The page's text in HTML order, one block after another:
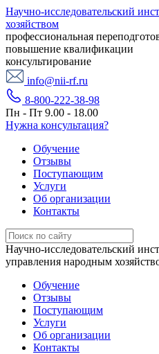
Научно-исследовательский
хозяйством
профессиональная
повышение квалификации
консультирование
info@nii-rf.ru
8-800-222-38-98
Пн - Пт 9.00 - 18.00
Нужна консультация?
Обучение
Отзывы
Поступающим
Услуги
Об организации
Контакты
Научно-исследовательский
управления народным
Обучение
Отзывы
Поступающим
Услуги
Об организации
Контакты